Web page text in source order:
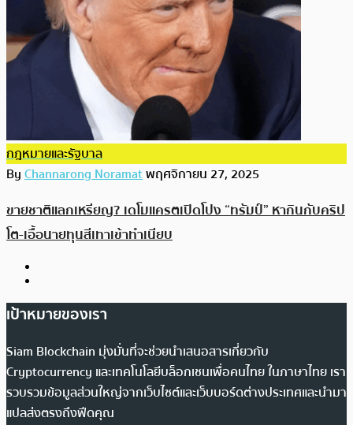
กฎหมายและรัฐบาล
ByChannarong Noramatพฤศจิกายน 27, 2025
ขายชาติแลกเหรียญ? เดโมแครตเปิดโปง “ทรัมป์” หากินกับคริป
โต-เอื้อนายทุนสีเทาเข้าทำเนียบ
เป้าหมายของเรา
Siam Blockchain มุ่งมั่นที่จะช่วยนำเสนอสารเกี่ยวกับ
Cryptocurrency และเทคโนโลยีบล็อกเชนเพื่อคนไทย ในภาษาไทย เรา
รวบรวมข้อมูลส่วนใหญ่จากเว็บไซต์และเว็บบอร์ดต่างประเทศและนำมา
แปลส่งตรงถึงฟีดคุณ